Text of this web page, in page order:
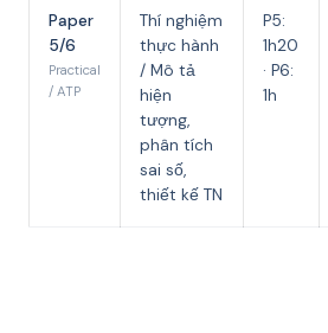
Paper
5/6
Practical
/ ATP
Thí nghiệm
thực hành
/ Mô tả
hiện
tượng,
phân tích
sai số,
thiết kế TN
P5:
1h20
· P6:
1h